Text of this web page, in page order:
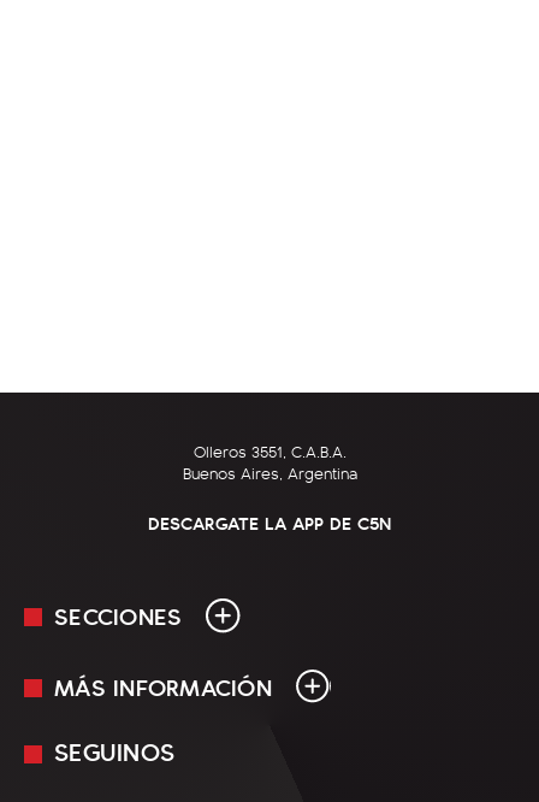
Olleros 3551, C.A.B.A.
Buenos Aires, Argentina
DESCARGATE LA APP DE C5N
SECCIONES
En Vivo
MÁS INFORMACIÓN
Mediakit
SEGUINOS